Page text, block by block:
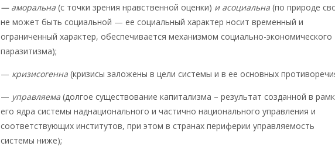
— аморальна (с точки зрения нравственной оценки) и асоциальна (по природе
не может быть социальной — ее социальный характер носит временный и
ограниченный характер, обеспечивается механизмом социально-экономического
паразитизма);
— кризисогенна (кризисы заложены в цели системы и в ее основных
— управляема (долгое существование капитализма – результат созданной в
его ядра системы наднационального и частично национального управления и
соответствующих институтов, при этом в странах периферии управляемость
системы ниже);